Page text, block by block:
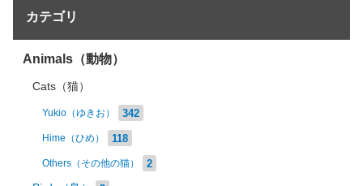
カテゴリ
Animals（動物）
Cats（猫）
Yukio（ゆきお） 342
Hime（ひめ） 118
Others（その他の猫） 2